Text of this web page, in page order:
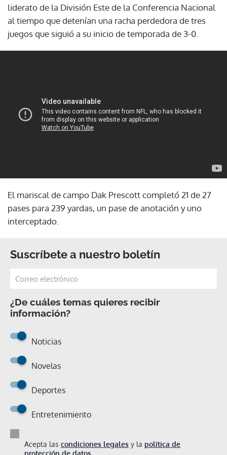
liderato de la División Este de la Conferencia Nacional
al tiempo que detenían una racha perdedora de tres
juegos que siguió a su inicio de temporada de 3-0.
El mariscal de campo Dak Prescott completó 21 de 27
pases para 239 yardas, un pase de anotación y uno
interceptado.
Suscríbete a nuestro boletín
¿De cuáles temas quieres recibir
información?
Noticias
Novelas
Deportes
Entretenimiento
Acepta las condiciones legales y la política de
protección de datos.